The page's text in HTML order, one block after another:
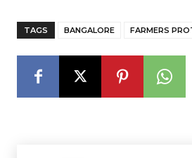
TAGS BANGALORE FARMERS